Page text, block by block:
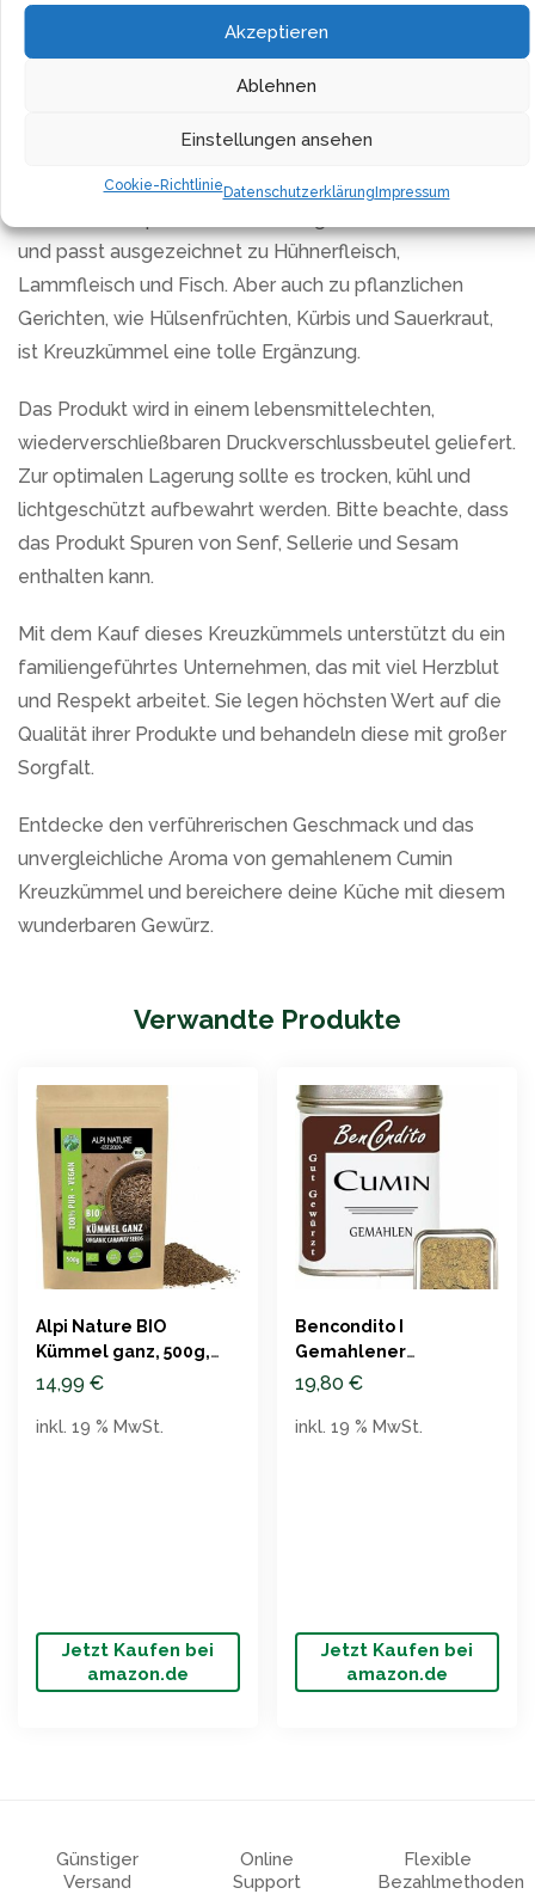
Akzeptieren
Ablehnen
Einstellungen ansehen
Cookie-RichtlinieDatenschutzerklärung Impressum
Kreuzkümmel ist in der Küche äußerst vielseitig
einsetzbar. Von Couscous, Humus, Falafel
Hackfleischbällchen, Chili con Carne bis hin zu einer
Vielzahl anderer Speisen, verleiht er den Gerichten
und passt ausgezeichnet zu Hühnerfleisch,
Lammfleisch und Fisch. Aber auch zu pflanzlichen
Gerichten, wie Hülsenfrüchten, Kürbis und Sauerkraut,
ist Kreuzkümmel eine tolle Ergänzung.
Das Produkt wird in einem lebensmittelechten,
wiederverschließbaren Druckverschlussbeutel geliefert.
Zur optimalen Lagerung sollte es trocken, kühl und
lichtgeschützt aufbewahrt werden. Bitte beachte, dass
das Produkt Spuren von Senf, Sellerie und Sesam
enthalten kann.
Mit dem Kauf dieses Kreuzkümmels unterstützt du ein
familiengeführtes Unternehmen, das mit viel Herzblut
und Respekt arbeitet. Sie legen höchsten Wert auf die
Qualität ihrer Produkte und behandeln diese mit großer
Sorgfalt.
Entdecke den verführerischen Geschmack und das
unvergleichliche Aroma von gemahlenem Cumin
Kreuzkümmel und bereichere deine Küche mit diesem
wunderbaren Gewürz.
Verwandte Produkte
Alpi Nature BIO
Kümmel ganz, 500g,
Rohkostqualität
14,99 €
Jetzt Kaufen bei
amazon.de
inkl. 19 % MwSt.
Bencondito I
Gemahlener
Kreuzkümmel 70 Gr.
19,80 €
Jetzt Kaufen bei
amazon.de
inkl. 19 % MwSt.
Günstiger
Versand
Online
Support
Flexible
Bezahlmethoden